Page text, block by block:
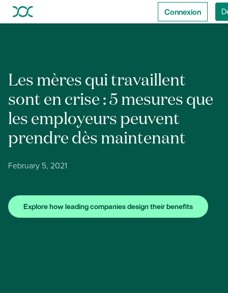
Connexion
Les mères qui travaillent
sont en crise : 5 mesures que
les employeurs peuvent
prendre dès maintenant
February 5, 2021
Explore how leading companies design their benefits